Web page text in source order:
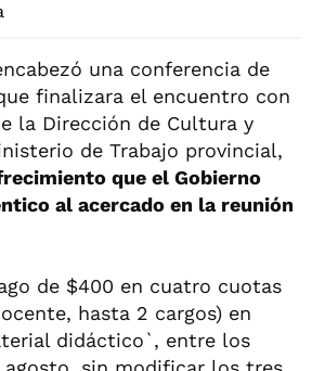
una conferencia de
finalizara el encuentro con
la Dirección de Cultura y
de Trabajo provincial,
que el Gobierno
al acercado en la reunión
de $400 en cuatro cuotas
hasta 2 cargos) en
didáctico`, entre los